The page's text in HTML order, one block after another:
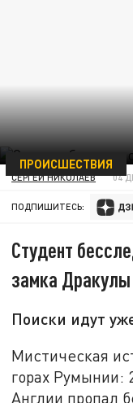
ПРОИСШЕСТВИЯ
СЕРГЕЙ НИКОЛАЕВ 04
ПОДПИШИТЕСЬ:
Студент
замка Дракулы
Поиски идут
Мистическая
горах
Англии пропал